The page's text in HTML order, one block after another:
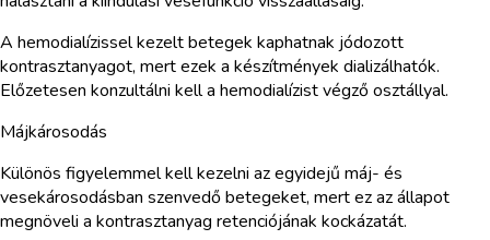
A hemodialízissel kezelt betegek kaphatnak jódozott
kontrasztanyagot, mert ezek a készítmények dializálhatók.
Előzetesen konzultálni kell a hemodialízist végző osztállyal.
Májkárosodás
Különös figyelemmel kell kezelni az egyidejű máj- és
vesekárosodásban szenvedő betegeket, mert ez az állapot
megnöveli a kontrasztanyag retenciójának kockázatát.